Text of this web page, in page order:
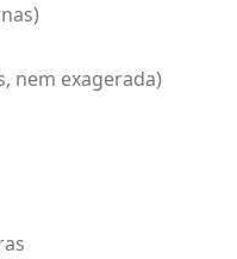
nem exagerada)